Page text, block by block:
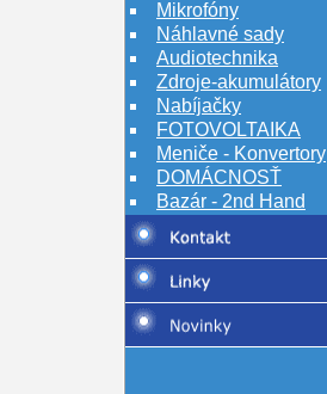
Mikrofóny
Náhlavné sady
Audiotechnika
Zdroje-akumulátory
Nabíjačky
FOTOVOLTAIKA
Meniče - Konvertory
DOMÁCNOSŤ
Bazár - 2nd Hand